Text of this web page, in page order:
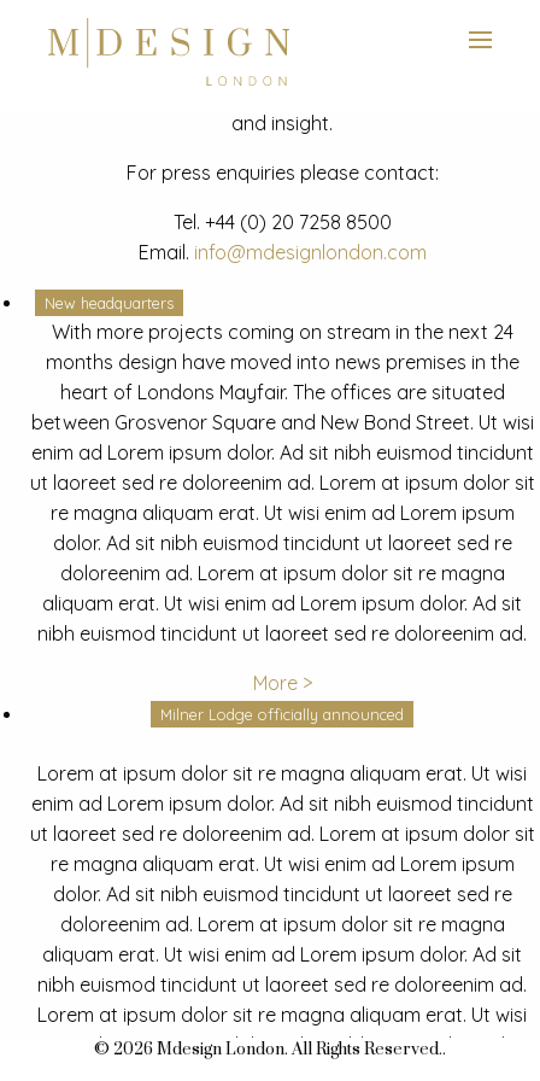
News
Latest mdesign development project and advisory news
and insight.
For press enquiries please contact:
Tel. +44 (0) 20 7258 8500
Email. info@mdesignlondon.com
New headquarters
With more projects coming on stream in the next 24
months design have moved into news premises in the
heart of Londons Mayfair. The offices are situated
between Grosvenor Square and New Bond Street. Ut wisi
enim ad Lorem ipsum dolor. Ad sit nibh euismod tincidunt
ut laoreet sed re doloreenim ad. Lorem at ipsum dolor sit
re magna aliquam erat. Ut wisi enim ad Lorem ipsum
dolor. Ad sit nibh euismod tincidunt ut laoreet sed re
doloreenim ad. Lorem at ipsum dolor sit re magna
aliquam erat. Ut wisi enim ad Lorem ipsum dolor. Ad sit
nibh euismod tincidunt ut laoreet sed re doloreenim ad.
More >
Milner Lodge officially announced
Lorem at ipsum dolor sit re magna aliquam erat. Ut wisi
enim ad Lorem ipsum dolor. Ad sit nibh euismod tincidunt
ut laoreet sed re doloreenim ad. Lorem at ipsum dolor sit
re magna aliquam erat. Ut wisi enim ad Lorem ipsum
dolor. Ad sit nibh euismod tincidunt ut laoreet sed re
doloreenim ad. Lorem at ipsum dolor sit re magna
aliquam erat. Ut wisi enim ad Lorem ipsum dolor. Ad sit
nibh euismod tincidunt ut laoreet sed re doloreenim ad.
Lorem at ipsum dolor sit re magna aliquam erat. Ut wisi
enim ad Lorem ipsum dolor. Ad sit nibh euismod tincidunt
© 2026 Mdesign London. All Rights Reserved..